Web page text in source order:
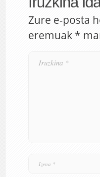
Zure e-posta
eremuak *